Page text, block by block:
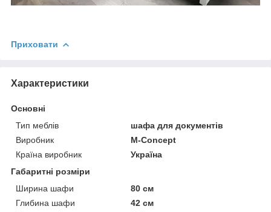
Приховати
Характеристики
Основні
Тип меблів
шафа для документів
Виробник
M-Concept
Країна виробник
Україна
Габаритні розміри
Ширина шафи
80 см
Глибина шафи
42 см